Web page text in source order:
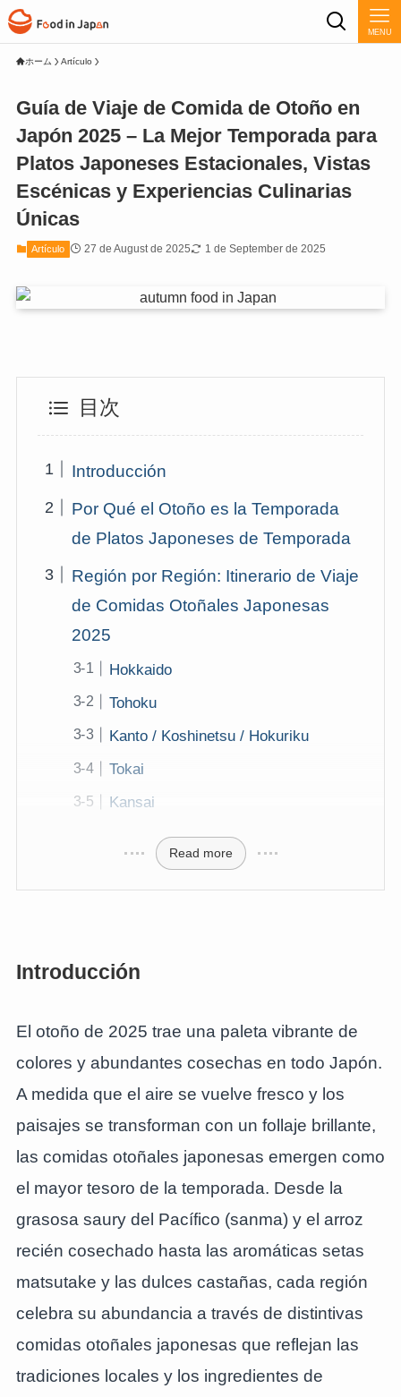
MENU
ホーム Artículo
Guía de Viaje de Comida de Otoño en
Japón 2025 – La Mejor Temporada para
Platos Japoneses Estacionales, Vistas
Escénicas y Experiencias Culinarias
Únicas
Artículo 27 de August de 2025 1 de September de 2025
目次
Introducción
Por Qué el Otoño es la Temporada
de Platos Japoneses de Temporada
Región por Región: Itinerario de Viaje
de Comidas Otoñales Japonesas
2025
Hokkaido
Tohoku
Kanto / Koshinetsu / Hokuriku
Tokai
Kansai
Read more
Introducción
El otoño de 2025 trae una paleta vibrante de
colores y abundantes cosechas en todo Japón.
A medida que el aire se vuelve fresco y los
paisajes se transforman con un follaje brillante,
las comidas otoñales japonesas emergen como
el mayor tesoro de la temporada. Desde la
grasosa saury del Pacífico (sanma) y el arroz
recién cosechado hasta las aromáticas setas
matsutake y las dulces castañas, cada región
celebra su abundancia a través de distintivas
comidas otoñales japonesas que reflejan las
tradiciones locales y los ingredientes de